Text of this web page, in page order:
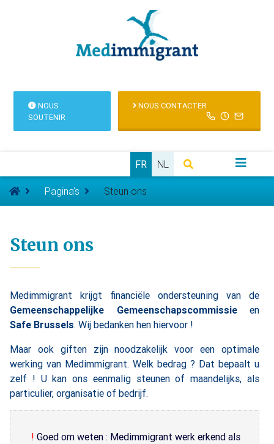
NOUS
SOUTENIR
NOUS CONTACTER
FR NL
Pagina’s Steun ons
Steun ons
Medimmigrant krijgt financiële ondersteuning van de
Gemeenschappelijke Gemeenschapscommissieen
Safe Brussels. Wij bedanken hen hiervoor !
Maar ook giften zijn noodzakelijk voor een optimale
werking van Medimmigrant. Welk bedrag ? Dat bepaalt u
zelf ! U kan ons eenmalig steunen of maandelijks, als
particulier, organisatie of bedrijf.
! Goed om weten : Medimmigrant werk erkend als